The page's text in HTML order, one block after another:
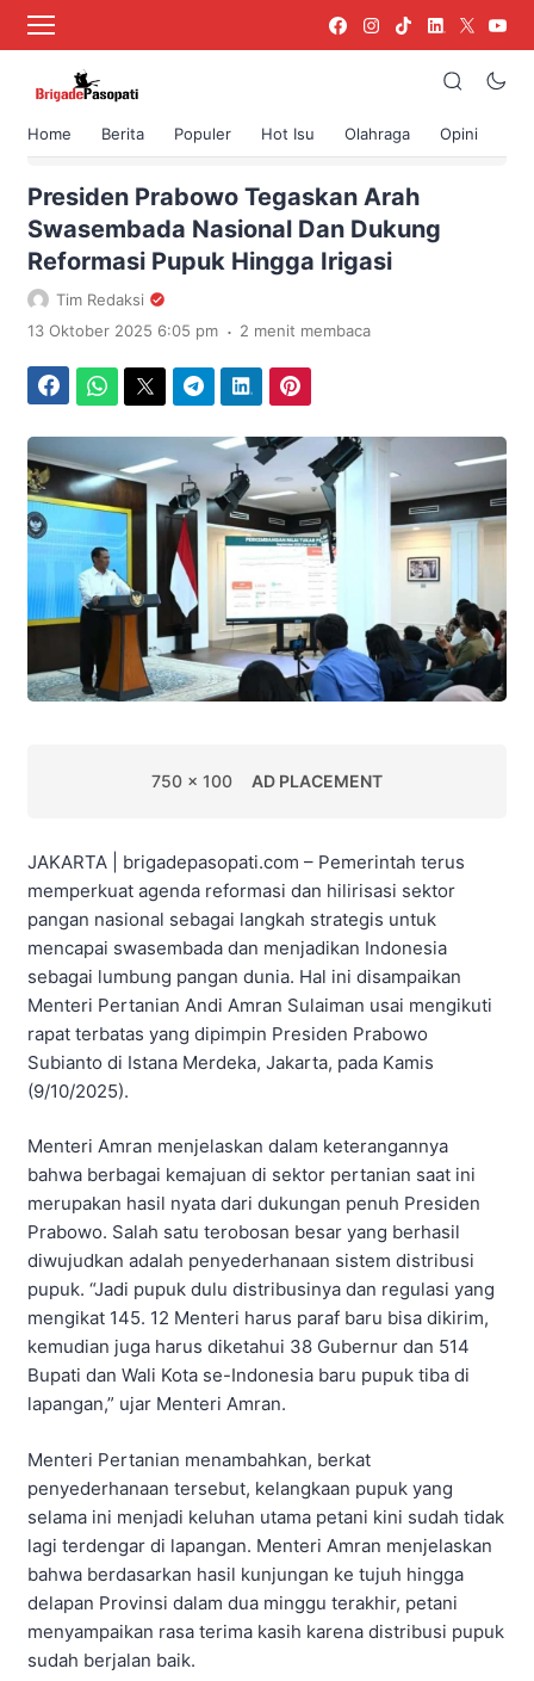
Home Berita Populer Hot Isu Olahraga Opini
›
Presiden Prabowo Tegaskan Arah
Swasembada Nasional Dan Dukung
Reformasi Pupuk Hingga Irigasi
Tim Redaksi
13 Oktober 2025 6:05 pm . 2 menit membaca
750 x 100 AD PLACEMENT
JAKARTA | brigadepasopati.com – Pemerintah terus
memperkuat agenda reformasi dan hilirisasi sektor
pangan nasional sebagai langkah strategis untuk
mencapai swasembada dan menjadikan Indonesia
sebagai lumbung pangan dunia. Hal ini disampaikan
Menteri Pertanian Andi Amran Sulaiman usai mengikuti
rapat terbatas yang dipimpin Presiden Prabowo
Subianto di Istana Merdeka, Jakarta, pada Kamis
(9/10/2025).
Menteri Amran menjelaskan dalam keterangannya
bahwa berbagai kemajuan di sektor pertanian saat ini
merupakan hasil nyata dari dukungan penuh Presiden
Prabowo. Salah satu terobosan besar yang berhasil
diwujudkan adalah penyederhanaan sistem distribusi
pupuk. “Jadi pupuk dulu distribusinya dan regulasi yang
mengikat 145. 12 Menteri harus paraf baru bisa dikirim,
kemudian juga harus diketahui 38 Gubernur dan 514
Bupati dan Wali Kota se-Indonesia baru pupuk tiba di
lapangan,” ujar Menteri Amran.
Menteri Pertanian menambahkan, berkat
penyederhanaan tersebut, kelangkaan pupuk yang
selama ini menjadi keluhan utama petani kini sudah tidak
lagi terdengar di lapangan. Menteri Amran menjelaskan
bahwa berdasarkan hasil kunjungan ke tujuh hingga
delapan Provinsi dalam dua minggu terakhir, petani
menyampaikan rasa terima kasih karena distribusi pupuk
sudah berjalan baik.